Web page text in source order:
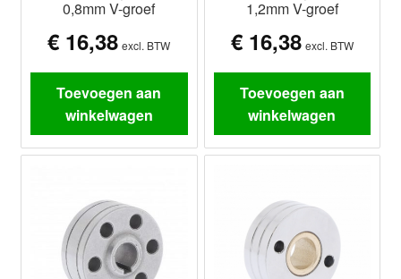
0,8mm V-groef
€ 16,38 excl. BTW
Toevoegen aan
winkelwagen
1,2mm V-groef
€16,38 excl. BTW
Toevoegen aan
winkelwagen